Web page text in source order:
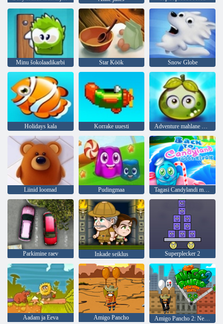
Minu šokolaadikarbi Star Köök Snow Globe
Holidays kala Korrake uuesti
Liinid loomad Pudingmaa Tagasi Candylandi magusa jõe juurde
Parkimine raev Inkade seiklus Superplecker 2
Aadam ja Eeva Amigo Pancho